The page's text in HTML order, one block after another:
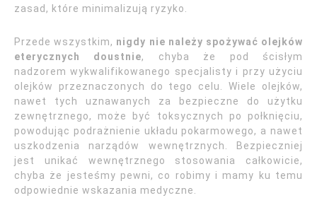
zasad, które minimalizują ryzyko.
Przede wszystkim, nigdy nie należy spożywać olejków
eterycznych doustnie, chyba że pod ścisłym
nadzorem wykwalifikowanego specjalisty i przy użyciu
olejków przeznaczonych do tego celu. Wiele olejków,
nawet tych uznawanych za bezpieczne do użytku
zewnętrznego, może być toksycznych po połknięciu,
powodując podrażnienie układu pokarmowego, a nawet
uszkodzenia narządów wewnętrznych. Bezpieczniej
jest unikać wewnętrznego stosowania całkowicie,
chyba że jesteśmy pewni, co robimy i mamy ku temu
odpowiednie wskazania medyczne.